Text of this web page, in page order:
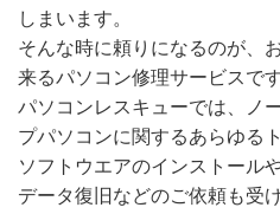
しまいます。
そんな時に頼りになるのが、
来るパソコン修理サービスです
パソコンレスキューでは、ノ
プパソコンに関するあらゆる
ソフトウエアのインストール
データ復旧などのご依頼も受